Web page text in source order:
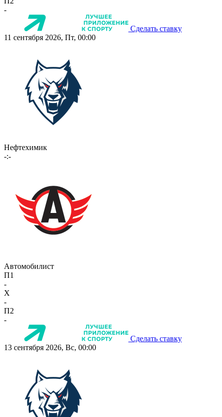
-
Сделать ставку
11 сентября 2026, Пт, 00:00
Нефтехимик
-:-
Автомобилист
П1
-
X
-
П2
-
Сделать ставку
13 сентября 2026, Вс, 00:00